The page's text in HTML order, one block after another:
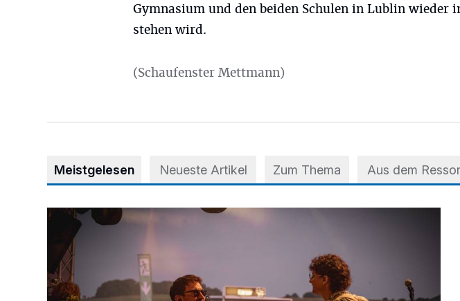
Gymnasium und den beiden Schulen in Lublin wieder
stehen wird.
(Schaufenster Mettmann)
Meistgelesen Neueste Artikel Zum Thema Aus dem
Mehr als nur ein Festival